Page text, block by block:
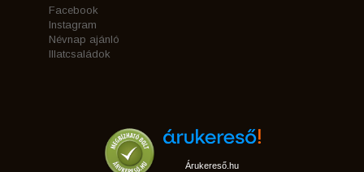
Facebook
Instagram
Névnap ajánló
Illatcsaládok
Árukereső.hu